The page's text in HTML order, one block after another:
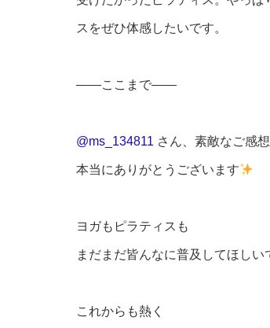
スをぜひ体感したいです。
——ここまで——
@ms_134811 さん、素敵なご感想
本当にありがとうございます
ヨガもピラティスも
まだまだ皆んなに普及してほしい
これからも熱く